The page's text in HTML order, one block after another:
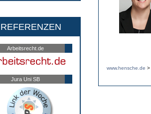
REFERENZEN
Arbeitsrecht.de
Jura Uni SB
www.hensche.de >